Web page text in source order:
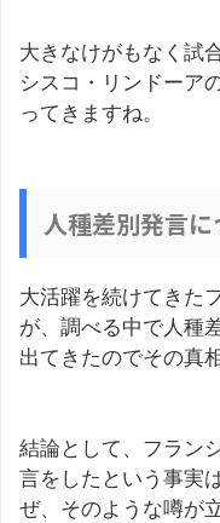
大きなけがもなく試
シスコ・リンドーア
ってきますね。
人種差別発言に
大活躍を続けてきた
が、調べる中で人種
出てきたのでその真
結論として、フラン
言をしたという事実
ぜ、そのような噂が